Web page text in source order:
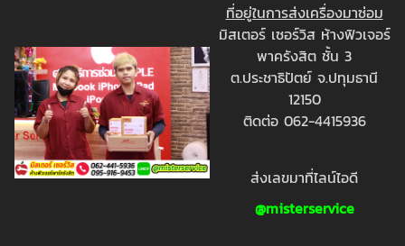
ที่อยู่ในการส่งเครื่องมาซ่อม
มิสเตอร์ เซอร์วิส ห้างฟิวเจอร์
พาครังสิต ชั้น 3
ต.ประชาธิปัตย์ จ.ปทุมธานี
12150
ติดต่อ 062-4415936
ส่งเลขมาที่ไลน์ไอดี
@misterservice